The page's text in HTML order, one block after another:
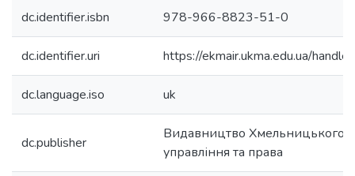
dc.identifier.isbn 978-966-8823-51-0
dc.identifier.uri https://ekmair.ukma.edu.ua/
dc.language.iso uk
dc.publisher
Видавництво Хмельницького
управління та права